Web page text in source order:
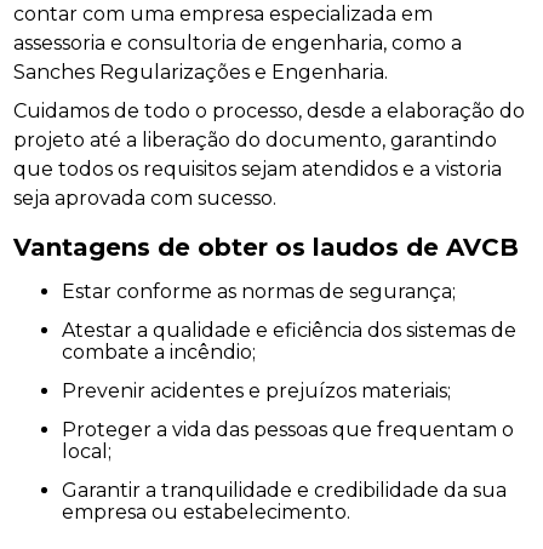
contar com uma empresa especializada em
assessoria e consultoria de engenharia, como a
Sanches Regularizações e Engenharia.
Cuidamos de todo o processo, desde a elaboração do
projeto até a liberação do documento, garantindo
que todos os requisitos sejam atendidos e a vistoria
seja aprovada com sucesso.
Vantagens de obter os laudos de AVCB
Estar conforme as normas de segurança;
Atestar a qualidade e eficiência dos sistemas de
combate a incêndio;
Prevenir acidentes e prejuízos materiais;
Proteger a vida das pessoas que frequentam o
local;
Garantir a tranquilidade e credibilidade da sua
empresa ou estabelecimento.